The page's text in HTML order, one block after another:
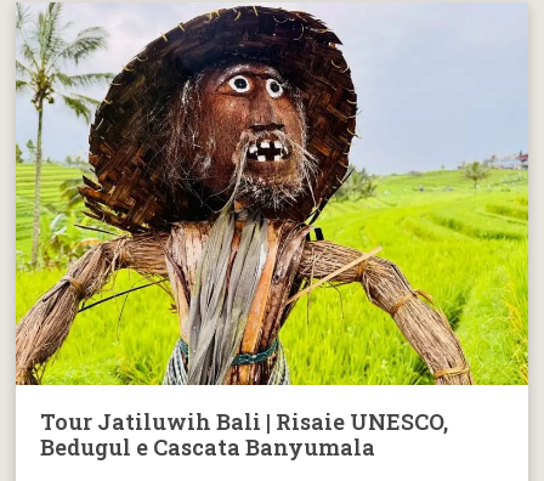
Tour Jatiluwih Bali | Risaie UNESCO,
Bedugul e Cascata Banyumala